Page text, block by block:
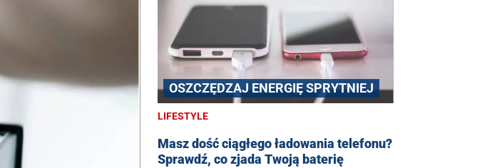
OSZCZĘDZAJ ENERGIĘ SPRYTNIEJ
LIFESTYLE
Masz dość ciągłego ładowania telefonu?
Sprawdź, co zjada Twoją baterię